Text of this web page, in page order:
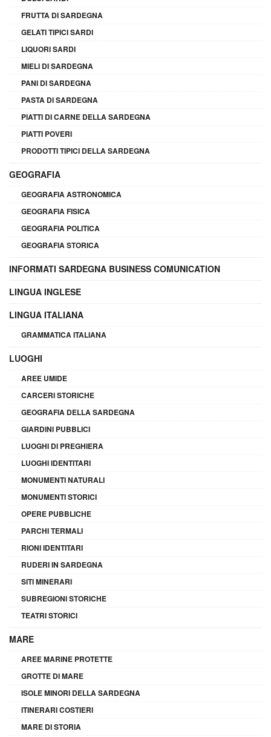
FRUTTA DI SARDEGNA
GELATI TIPICI SARDI
LIQUORI SARDI
MIELI DI SARDEGNA
PANI DI SARDEGNA
PASTA DI SARDEGNA
PIATTI DI CARNE DELLA SARDEGNA
PIATTI POVERI
PRODOTTI TIPICI DELLA SARDEGNA
GEOGRAFIA
GEOGRAFIA ASTRONOMICA
GEOGRAFIA FISICA
GEOGRAFIA POLITICA
GEOGRAFIA STORICA
INFORMATI SARDEGNA BUSINESS COMUNICATION
LINGUA INGLESE
LINGUA ITALIANA
GRAMMATICA ITALIANA
LUOGHI
AREE UMIDE
CARCERI STORICHE
GEOGRAFIA DELLA SARDEGNA
GIARDINI PUBBLICI
LUOGHI DI PREGHIERA
LUOGHI IDENTITARI
MONUMENTI NATURALI
MONUMENTI STORICI
OPERE PUBBLICHE
PARCHI TERMALI
RIONI IDENTITARI
RUDERI IN SARDEGNA
SITI MINERARI
SUBREGIONI STORICHE
TEATRI STORICI
MARE
AREE MARINE PROTETTE
GROTTE DI MARE
ISOLE MINORI DELLA SARDEGNA
ITINERARI COSTIERI
MARE DI STORIA